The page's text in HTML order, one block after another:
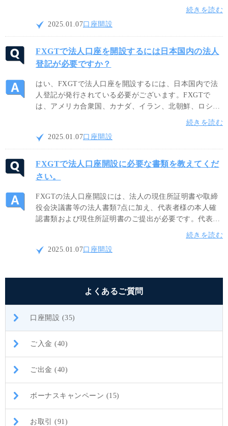
可能です。個人口座をお持ちの方は、異なる法人専用の
メールアドレスにて法人口座を開設してください。
続きを読む
2025.01.07口座開設
FXGTで法人口座を開設するには日本国内の法人
登記が必要ですか？
はい、FXGTで法人口座を開設するには、日本国内で法
人登記が発行されている必要がございます。FXGTで
は、アメリカ合衆国、カナダ、イラン、北朝鮮、ロシア
等にお住まいの場合は、国内規制により口座開設出来ま
せん。法人設立国が日本以外の場合は、事前にFXGTの
サポートデスクまでお問合せください。
続きを読む
2025.01.07口座開設
FXGTで法人口座開設に必要な書類を教えてくだ
さい。
FXGTの法人口座開設には、法人の現住所証明書や取締
役会決議書等の法人書類7点に加え、代表者様の本人確
認書類および現住所証明書のご提出が必要です。代表者
様の書類については、有効期限内の顔写真付き身分証明
書と、発行から6ヶ月以内の現住所確認書類をそれぞれ
ご提出ください。
続きを読む
2025.01.07口座開設
よくあるご質問
口座開設 (35)
ご入金 (40)
ご出金 (40)
ボーナスキャンペーン (15)
お取引 (91)